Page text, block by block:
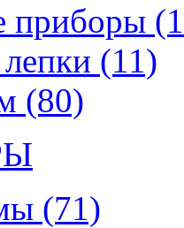
приборы
(11)
(80)
(71)